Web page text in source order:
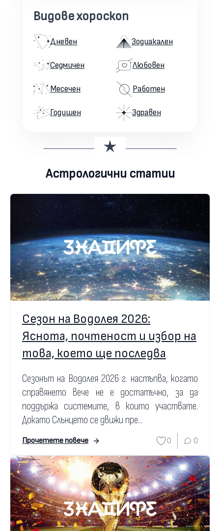
Видове хороскоп
Дневен
Седмичен
Месечен
Годишен
Зодиакален
Любовен
Работен
Здравен
Астрологични статии
Сезон на Водолея 2026:
Яснота, почтеност и избор на
това, което ще последва
Сезонът на Водолея 2026 г. настъпва, когато
справянето вече не е достатъчно, за да
поддържа системите, в които участвате.
Докато Слънцето се движи пре...
Прочетете повече 0 0